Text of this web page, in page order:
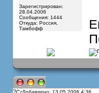
Зарегистрирован:
28.04.2006
Сообщения: 1444
Откуда: Россия,
Тамбофф
? Добавлено: 13.05.2006 4:36